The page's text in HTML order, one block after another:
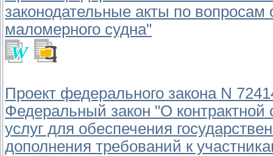
законодательные акты по
маломерного судна"
Проект федерального закона N
Федеральный закон "О контрактной
услуг для обеспечения
дополнения требований к